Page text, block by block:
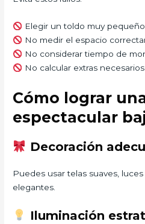
Elegir un toldo muy
No medir el espacio
No considerar tiempo de
No calcular extras
Cómo lograr
espectacular
Decoración
Puedes usar telas suaves,
elegantes.
Iluminación